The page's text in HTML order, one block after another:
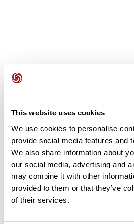
This website uses cookies
We use cookies to personalise
provide social media features and
We also share information about
our social media, advertising and
may combine it with other
provided to them or that they’ve
of their services.
Ajouter un
Découvrez ce parcours de vélo de